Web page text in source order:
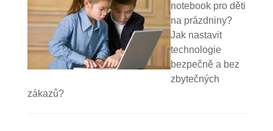
notebook pro děti
na prázdniny?
Jak nastavit
technologie
bezpečně a bez
zbytečných
zákazů?